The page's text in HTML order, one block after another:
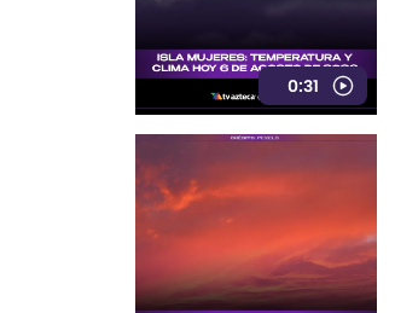
0:31